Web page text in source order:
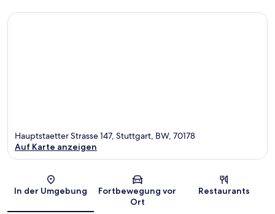
Karte
Hauptstaetter Strasse 147, Stuttgart, BW, 70178
Auf Karte anzeigen
In der Umgebung
Fortbewegung vor
Ort
Restaurants